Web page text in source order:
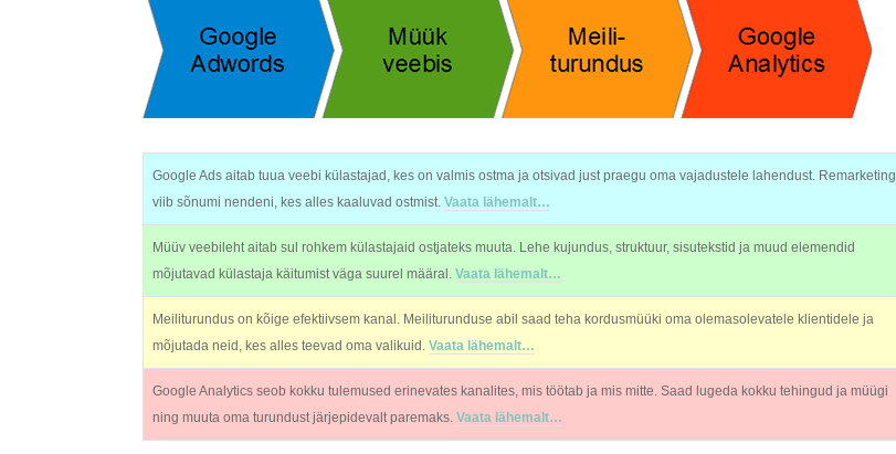
Google Ads aitab tuua veebi külastajad, kes on valmis ostma ja otsivad just praegu oma vajadustele lahendust. Remarketing
viib sõnumi nendeni, kes alles kaaluvad ostmist. Vaata lähemalt…
Müüv veebileht aitab sul rohkem külastajaid ostjateks muuta. Lehe kujundus, struktuur, sisutekstid ja muud elemendid
mõjutavad külastaja käitumist väga suurel määral. Vaata lähemalt…
Meiliturundus on kõige efektiivsem kanal. Meiliturunduse abil saad teha kordusmüüki oma olemasolevatele klientidele ja
mõjutada neid, kes alles teevad oma valikuid. Vaata lähemalt…
Google Analytics seob kokku tulemused erinevates kanalites, mis töötab ja mis mitte. Saad lugeda kokku tehingud ja müügi
ning muuta oma turundust järjepidevalt paremaks. Vaata lähemalt…